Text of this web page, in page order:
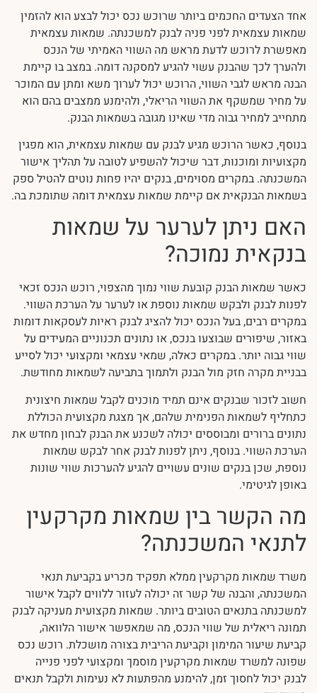
אחד הצעדים החכמים ביותר שרוכש נכס יכול לבצע הוא להזמין
שמאות עצמאית לפני פניה לבנק למשכנתה. שמאות עצמאית
מאפשרת לרוכש לדעת מראש מה השווי האמיתי של הנכס
ולהערך לכך שהבנק עשוי להגיע למסקנה דומה. במצב בו קיימת
הבנה מראש לגבי השווי, הרוכש יכול לערוך משא ומתן עם המוכר
על מחיר שמשקף את השווי הריאלי, ולהימנע ממצבים בהם הוא
מתחייב למחיר גבוה מדי שאינו מגובה בשמאות הבנק.
בנוסף, כאשר הרוכש מגיע לבנק עם שמאות עצמאית, הוא מפגין
מקצועיות ומוכנות, דבר שיכול להשפיע לטובה על תהליך אישור
המשכנתה. במקרים מסוימים, בנקים יהיו פחות נוטים להטיל ספק
בשמאות הבנקאית אם קיימת שמאות עצמאית דומה שתומכת בה.
האם ניתן לערער על שמאות
בנקאית נמוכה?
כאשר שמאות הבנק קובעת שווי נמוך מהצפוי, רוכש הנכס זכאי
לפנות לבנק ולבקש שמאות נוספת או לערער על הערכת השווי.
במקרים רבים, בעל הנכס יכול להציג לבנק ראיות לעסקאות דומות
באזור, שיפורים שבוצעו בנכס, או נתונים תכנוניים המעידים על
שווי גבוה יותר. במקרים כאלה, שמאי עצמאי ומקצועי יכול לסייע
בבניית מקרה חזק מול הבנק ולתמוך בתביעה לשמאות מחודשת.
חשוב לזכור שבנקים אינם תמיד מוכנים לקבל שמאות חיצונית
כתחליף לשמאות הפנימית שלהם, אך מצגת מקצועית הכוללת
נתונים ברורים ומבוססים יכולה לשכנע את הבנק לבחון מחדש את
הערכת השווי. בנוסף, ניתן לפנות לבנק אחר לבקש שמאות
נוספת, שכן בנקים שונים עשויים להגיע להערכות שווי שונות
באופן לגיטימי.
מה הקשר בין שמאות מקרקעין
לתנאי המשכנתה?
משרד שמאות מקרקעין ממלא תפקיד מכריע בקביעת תנאי
המשכנתה, והבנה של קשר זה יכולה לעזור ללווים לקבל אישור
למשכנתה בתנאים הטובים ביותר. שמאות מקצועית מעניקה לבנק
תמונה ריאלית של שווי הנכס, מה שמאפשר אישור הלוואה,
קביעת שיעור המימון וקביעת הריבית בצורה מושכלת. רוכש נכס
שפונה למשרד שמאות מקרקעין מוסמך ומקצועי לפני פנייה
לבנק יכול לחסוך זמן, להימנע מהפתעות לא נעימות ולקבל תנאים